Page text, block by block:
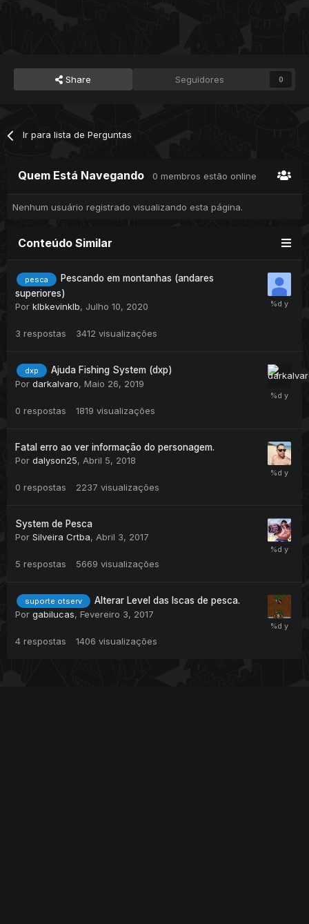
Share Seguidores 0
Ir para lista de Perguntas
Quem Está Navegando 0 membros estão online
Nenhum usuário registrado visualizando esta página.
Conteúdo Similar
pesca
Pescando em montanhas (andares
superiores)
Por klbkevinklb, Julho 10, 2020
3 respostas 3412 visualizações
dxp
Ajuda Fishing System (dxp)
Por darkalvaro, Maio 26, 2019
0 respostas 1819 visualizações
Fatal erro ao ver informação do personagem.
Por dalyson25, Abril 5, 2018
0 respostas 2237 visualizações
System de Pesca
Por Silveira Crtba, Abril 3, 2017
5 respostas 5669 visualizações
suporte otserv
Alterar Level das Iscas de pesca.
Por gabilucas, Fevereiro 3, 2017
4 respostas 1406 visualizações